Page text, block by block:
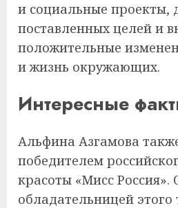
и социальные проекты,
поставленных целей и
положительные
и жизнь окружающих.
Интересные
Альфина Азгамова
победителем
красоты «Мисс Россия».
обладательницей этого